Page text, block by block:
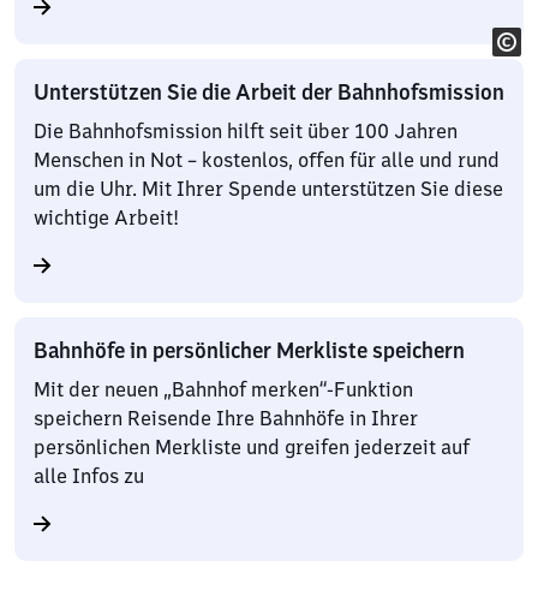
Unterstützen Sie die Arbeit der Bahnhofsmission
Die Bahnhofsmission hilft seit über 100 Jahren
Menschen in Not – kostenlos, offen für alle und rund
um die Uhr. Mit Ihrer Spende unterstützen Sie diese
wichtige Arbeit!
Bahnhöfe in persönlicher Merkliste speichern
Mit der neuen „Bahnhof merken“-Funktion
speichern Reisende Ihre Bahnhöfe in Ihrer
persönlichen Merkliste und greifen jederzeit auf
alle Infos zu